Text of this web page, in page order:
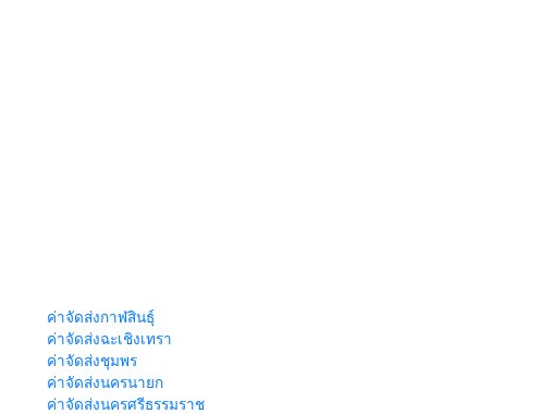
ค่าจัดส่งกาฬสินธุ์
ค่าจัดส่งฉะเชิงเทรา
ค่าจัดส่งชุมพร
ค่าจัดส่งนครนายก
ค่าจัดส่งนครศรีธรรมราช